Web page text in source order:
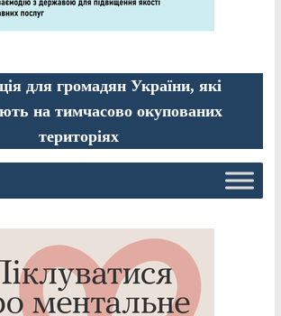
для громадян України, які
на тимчасово окупованих
територіях